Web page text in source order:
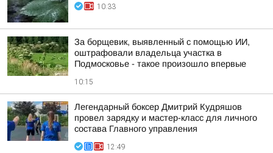
10:33
За борщевик, выявленный с помощью ИИ,
оштрафовали владельца участка в
Подмосковье - такое произошло впервые
10:15
Легендарный боксер Дмитрий Кудряшов
провел зарядку и мастер-класс для личного
состава Главного управления
12:49